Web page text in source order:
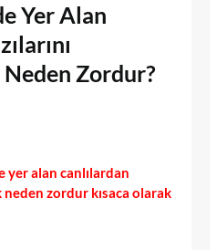
Yer Alan
Neden Zordur?
yer alan canlılardan
neden zordur kısaca olarak